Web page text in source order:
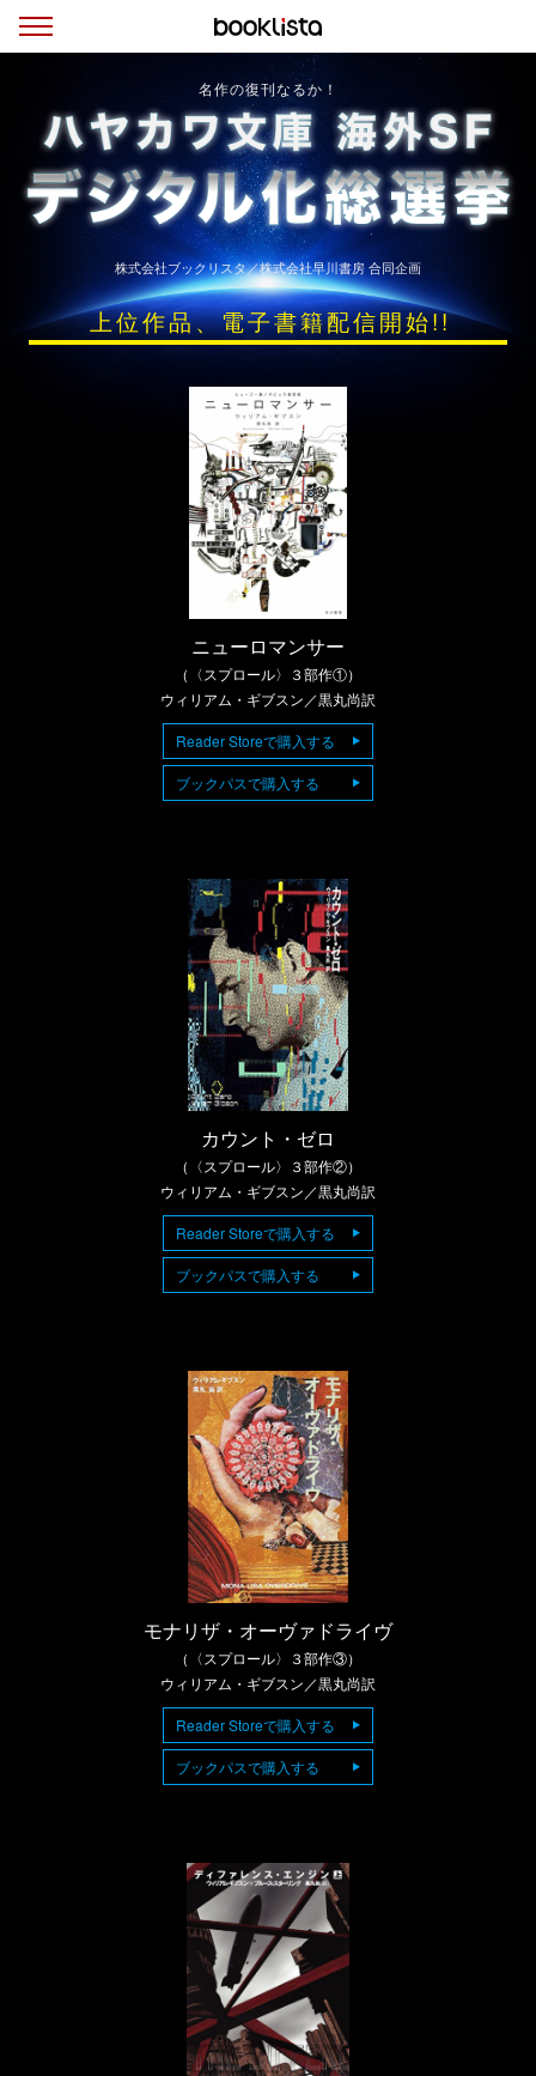
名作の復刊なるか！
株式会社ブックリスタ／株式会社早川書房 合同企画
上位作品、電子書籍配信開始!!
ニューロマンサー
（〈スプロール〉３部作①）
ウィリアム・ギブスン／黒丸尚訳
Reader Storeで購入する
ブックパスで購入する
カウント・ゼロ
（〈スプロール〉３部作②）
ウィリアム・ギブスン／黒丸尚訳
Reader Storeで購入する
ブックパスで購入する
モナリザ・オーヴァドライヴ
（〈スプロール〉３部作③）
ウィリアム・ギブスン／黒丸尚訳
Reader Storeで購入する
ブックパスで購入する